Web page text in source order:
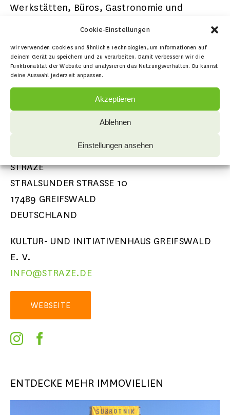
Cookie-Einstellungen
Wir verwenden Cookies und ähnliche Technologien, um Informationen auf
deinem Gerät zu speichern und zu verarbeiten. Damit verbessern wir die
Funktionalität der Website und analysieren das Nutzungsverhalten. Du kannst
deine Auswahl jederzeit anpassen.
Akzeptieren
Ablehnen
Einstellungen ansehen
Werkstätten, Büros, Gastronomie und
Räumen für Kunst und Kultur – entsteht. Ganz
„Straze“ ist von den Projektmachern des
Vereins „Kultur und Initiativenhaus Greifswald
e.V.“ auf den Weg gebracht.
STRAZE
STRALSUNDER STRASSE 10
17489 GREIFSWALD
DEUTSCHLAND
KULTUR- UND INITIATIVENHAUS GREIFSWALD
E. V.
INFO@STRAZE.DE
WEBSEITE
ENTDECKE MEHR IMMOVIELIEN